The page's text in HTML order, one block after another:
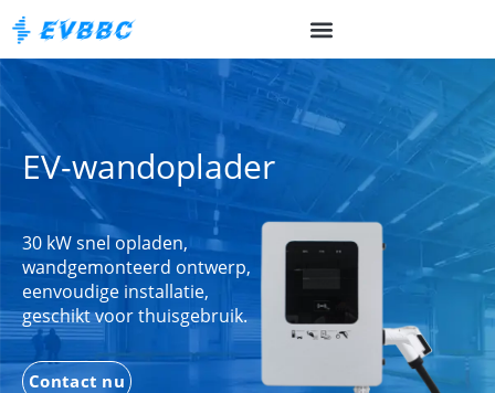
EV-wandoplader
30 kW snel opladen,
wandgemonteerd ontwerp,
eenvoudige installatie,
geschikt voor thuisgebruik.
Contact nu